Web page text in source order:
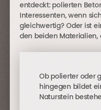
entdeckt: polierten
Interessenten, wenn
gleichwertig? Oder ist
den beiden Materialien,
Ob polierter oder
hingegen bildet
Naturstein